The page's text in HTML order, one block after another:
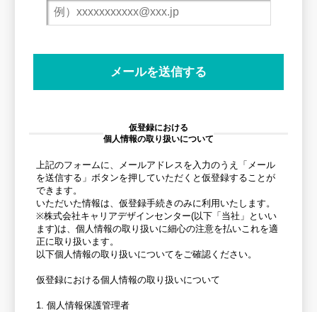
仮登録における
個人情報の取り扱いについて
上記のフォームに、メールアドレスを入力のうえ「メール
を送信する」ボタンを押していただくと仮登録することが
できます。
いただいた情報は、仮登録手続きのみに利用いたします。
※株式会社キャリアデザインセンター(以下「当社」といい
ます)は、個人情報の取り扱いに細心の注意を払いこれを適
正に取り扱います。
以下個人情報の取り扱いについてをご確認ください。
仮登録における個人情報の取り扱いについて
1. 個人情報保護管理者